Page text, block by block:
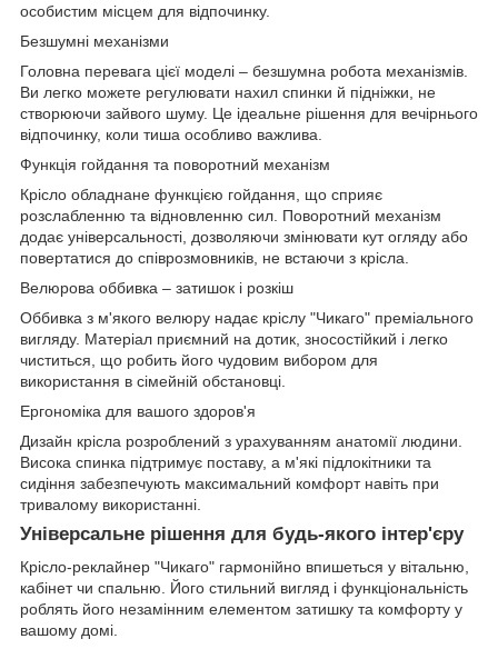
особистим місцем для відпочинку.
Безшумні механізми
Головна перевага цієї моделі – безшумна робота механізмів.
Ви легко можете регулювати нахил спинки й підніжки, не
створюючи зайвого шуму. Це ідеальне рішення для вечірнього
відпочинку, коли тиша особливо важлива.
Функція гойдання та поворотний механізм
Крісло обладнане функцією гойдання, що сприяє
розслабленню та відновленню сил. Поворотний механізм
додає універсальності, дозволяючи змінювати кут огляду або
повертатися до співрозмовників, не встаючи з крісла.
Велюрова оббивка – затишок і розкіш
Оббивка з м'якого велюру надає кріслу "Чикаго" преміального
вигляду. Матеріал приємний на дотик, зносостійкий і легко
чиститься, що робить його чудовим вибором для
використання в сімейній обстановці.
Ергономіка для вашого здоров'я
Дизайн крісла розроблений з урахуванням анатомії людини.
Висока спинка підтримує поставу, а м'які підлокітники та
сидіння забезпечують максимальний комфорт навіть при
тривалому використанні.
Універсальне рішення для будь-якого інтер'єру
Крісло-реклайнер "Чикаго" гармонійно впишеться у вітальню,
кабінет чи спальню. Його стильний вигляд і функціональність
роблять його незамінним елементом затишку та комфорту у
вашому домі.